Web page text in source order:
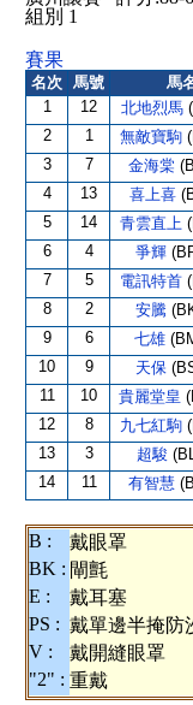
組別 1
賽果
名次 馬號 馬
1
12 北地烈馬
2 1 無敵寶駒
3 7 金海棠
4 13 喜上喜
5 14 青雲直上
6 4 爭輝
7 5 電訊特首
8 2 安騰
9 6 七雄
10 9 天保
11 10 貴麗堂皇
12 8 九七紅駒
13 3 超駿
14 11 有智慧
B : 戴眼罩
BK : 閘氈
E :
戴耳塞
PS : 戴單邊半掩防
V :
戴開縫眼罩
"2" : 重戴